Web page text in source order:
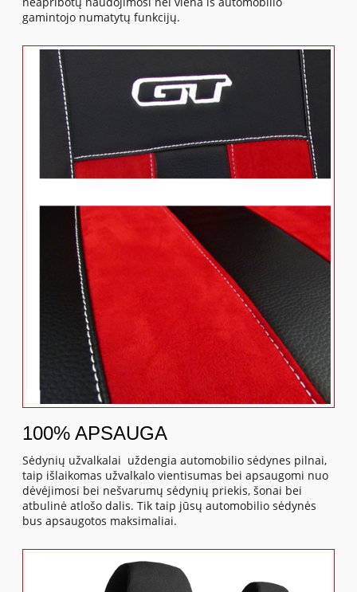
gamintojo numatytų funkcijų.
100% APSAUGA
Sėdynių užvalkalai uždengia automobilio sėdynes pilnai,
taip išlaikomas užvalkalo vientisumas bei apsaugomi nuo
dėvėjimosi bei nešvarumų sėdynių priekis, šonai bei
atbulinė atlošo dalis. Tik taip jūsų automobilio sėdynės
bus apsaugotos maksimaliai.